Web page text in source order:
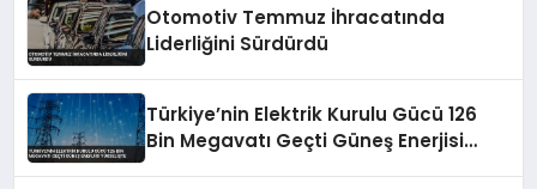
Otomotiv Temmuz İhracatında
Liderliğini Sürdürdü
Türkiye’nin Elektrik Kurulu Gücü 126
Bin Megavatı Geçti Güneş Enerjisi